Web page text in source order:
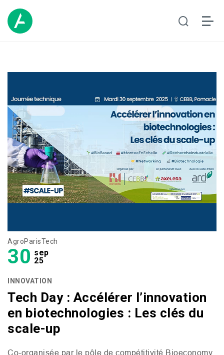
AgroParisTech
30 sep
25
INNOVATION
Tech Day : Accélérer l’innovation
en biotechnologies : Les clés du
scale-up
Co-organisée par le pôle de compétitivité Bioeconomy